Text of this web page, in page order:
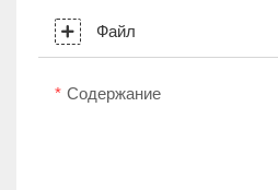
Файл
Содержание